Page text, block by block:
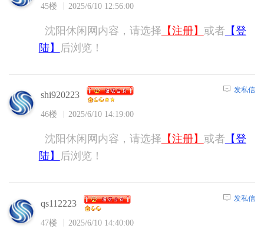
45楼 2025/6/10 12:56:00
沈阳休闲网内容，请选择 【注册】 或者 【登
陆】
后浏览！
shi920223
46楼 2025/6/10 14:19:00
发私信
沈阳休闲网内容，请选择 【注册】 或者 【登
陆】
后浏览！
qs112223
47楼 2025/6/10 14:40:00
发私信